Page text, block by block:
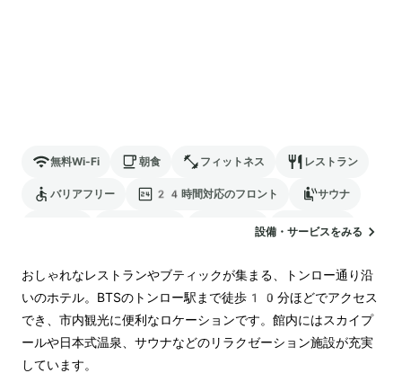
無料Wi-Fi 朝食 フィットネス レストラン
バリアフリー 24時間対応のフロント サウナ
空港送迎 ペットOK
設備・サービスをみる
おしゃれなレストランやブティックが集まる、トンロー通り沿
いのホテル。BTSのトンロー駅まで徒歩10分ほどでアクセス
でき、市内観光に便利なロケーションです。館内にはスカイプ
ールや日本式温泉、サウナなどのリラクゼーション施設が充実
しています。